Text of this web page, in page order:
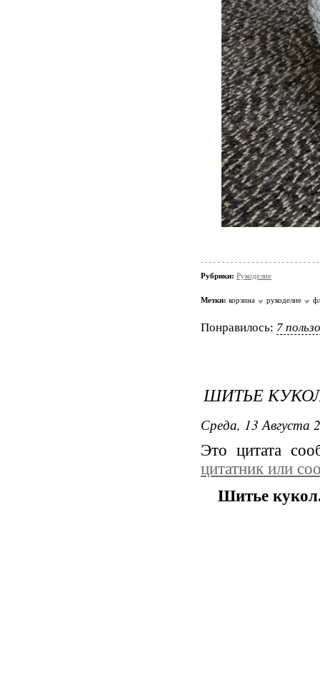
Рубрики: Рукоделие
Метки: корзина рукоделие
Понравилось: 7
ШИТЬЕ
Среда, 13 Августа
Это цитата
цитатник или
Шитье